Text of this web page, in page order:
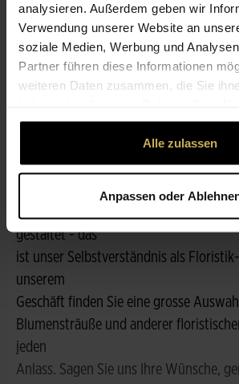
analysieren. Außerdem geben wir
Verwendung unserer Website an
soziale Medien, Werbung und
Partner führen diese Informationen
weiteren Daten zusammen, die Sie
gesammelt haben.
Alle zulassen
Anpassen oder
NICHT LIEFERBEREIT
LEISTUNGEN
nichts alltägliches / über 70
Frische Blumen, fachgerecht
gestaltet - das
ist unser Selbstverständnis als
unserem
Geschäft finden Sie eine grosse
Blumensträuße und anderer
jeden
Anlass. Sagen Sie uns Ihre Wünsche,